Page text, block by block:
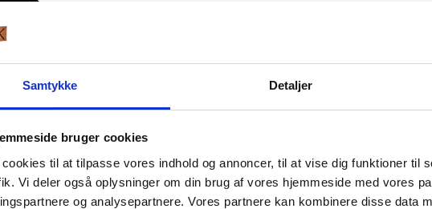
Samtykke Detaljer
bruger cookies
til at tilpasse vores indhold og annoncer, til at vise dig funktioner til
Vi deler også oplysninger om din brug af vores hjemmeside med vores
og analysepartnere. Vores partnere kan kombinere disse data